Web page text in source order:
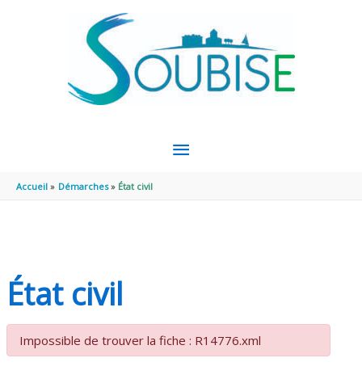
MENU
Accueil Démarches État civil
État civil
Impossible de trouver la fiche : R14776.xml